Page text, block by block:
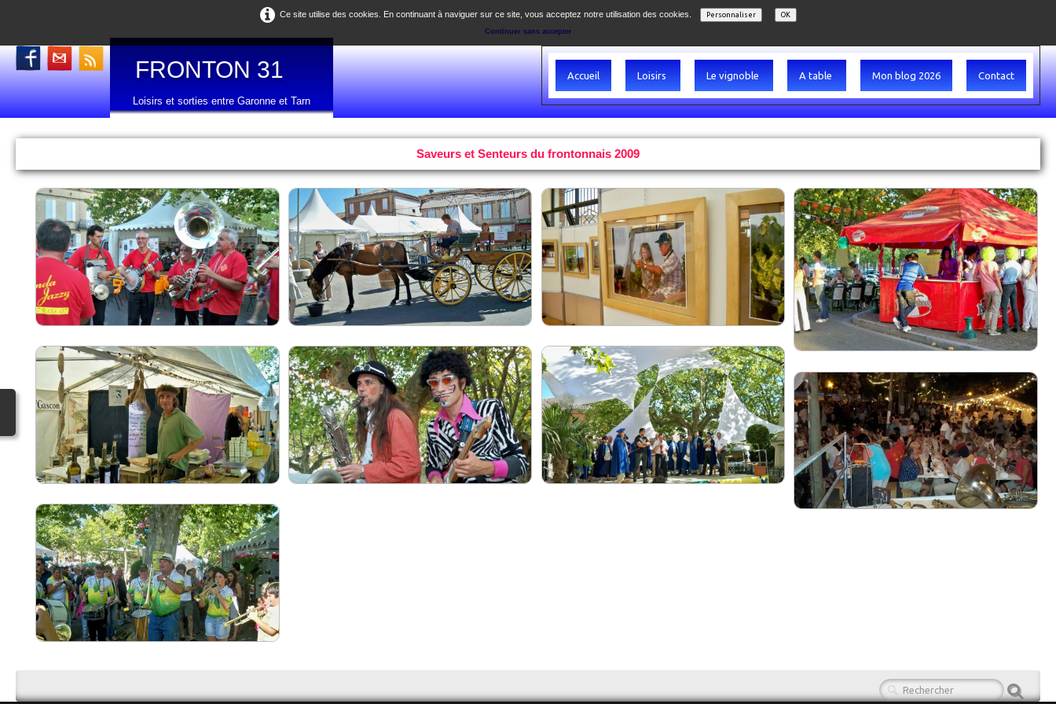
Ce site utilise des cookies. En continuant à naviguer sur ce site, vous acceptez notre utilisation des cookies. Personnaliser OK
Continuer sans accepter
FRONTON 31
Loisirs et sorties entre Garonne et Tarn
Accueil Loisirs Le vignoble A table Mon blog 2026 Contact
Saveurs et Senteurs du frontonnais 2009